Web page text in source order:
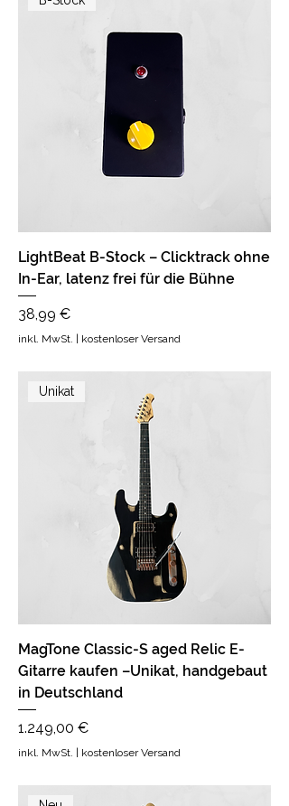
LightBeat B-Stock – Clicktrack ohne
In-Ear, latenz frei für die Bühne
Preis
38,99 €
inkl. MwSt. kostenloser Versand
Unikat
MagTone Classic-S aged Relic E-
Gitarre kaufen –Unikat, handgebaut
in Deutschland
Preis
1.249,00 €
inkl. MwSt. kostenloser Versand